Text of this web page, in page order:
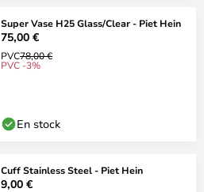
Super Vase H25 Glass/Clear - Piet Hein
75,00 €
PVC78,00 €
PVC -3%
En stock
Cuff Stainless Steel - Piet Hein
9,00 €